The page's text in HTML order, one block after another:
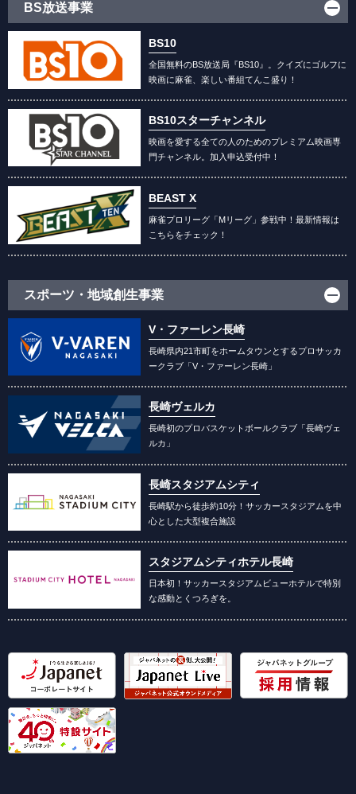
BS放送事業
BS10
全国無料のBS放送局『BS10』。クイズにゴルフに
映画に麻雀、楽しい番組てんこ盛り！
BS10スターチャンネル
映画を愛する全ての人のためのプレミアム映画専
門チャンネル。加入申込受付中！
BEAST X
麻雀プロリーグ「Mリーグ」参戦中！最新情報は
こちらをチェック！
スポーツ・地域創生事業
V・ファーレン長崎
長崎県内21市町をホームタウンとするプロサッカ
ークラブ「V・ファーレン長崎」
長崎ヴェルカ
長崎初のプロバスケットボールクラブ「長崎ヴェ
ルカ」
長崎スタジアムシティ
長崎駅から徒歩約10分！サッカースタジアムを中
心とした大型複合施設
スタジアムシティホテル長崎
日本初！サッカースタジアムビューホテルで特別
な感動とくつろぎを。